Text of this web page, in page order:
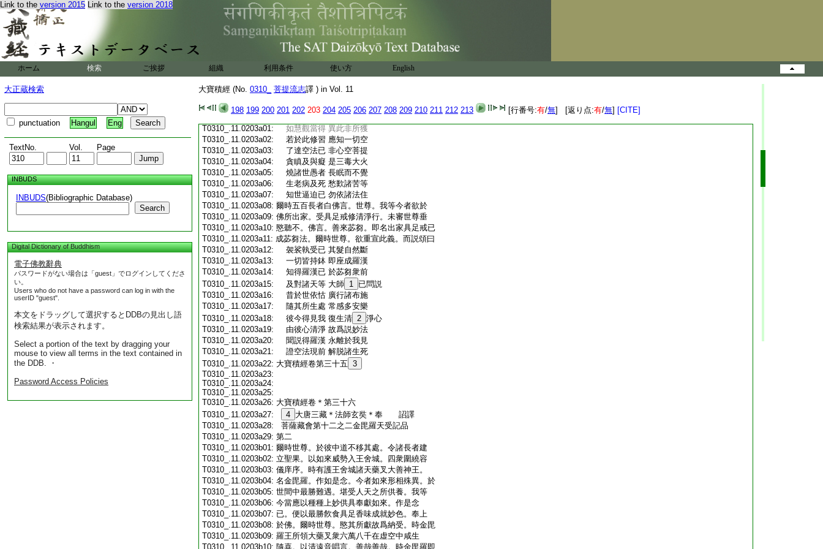
Link to the version 2015 Link to the version 2018
ホーム 検索 ご挨拶 組織 利用条件 使い方 English
大正蔵検索
punctuation Hangul Eng
TextNo. Vol. Page
INBUDS
INBUDS(Bibliographic Database)
Search
Digital Dictionary of Buddhism
電子佛教辭典
パスワードがない場合は「guest」でログインしてくださ
い。
Users who do not have a password can log in with the
userID "guest".
本文をドラッグして選択するとDDBの見出し語
検索結果が表示されます。
Select a portion of the text by dragging your
mouse to view all terms in the text contained in
the DDB. ・
Password Access Policies
大寶積經 (No. 0310_ 菩提流志譯 ) in Vol. 11
198 199 200 201 202 203 204 205 206 207 208 209 210 211 212 213 [行番号:有/無] [返り点:有/無] [CITE]
T0310_.11.0202c19:識界住。汝等不依此世他世。及以一切世間
T0310_.11.0202c20: 住者。如是汝等不取一切法時。則不依於一
T0310_.11.0202c21:切法住。若能不依一切法住者。是則名爲非
T0310_.11.0202c22:
當有非不當有。汝等若悟非當有非不當有
者。我説汝等解脱生老病死諸苦。爾時世尊。
T0310_.11.0202c24:欲重宣此義。而説頌曰
T0310_.11.0202c25:生死所熾盛 燒然諸世間
T0310_.11.0202c26:受苦無能救 喪失於聖道
T0310_.11.0202c27:照世諸如來 時乃一興現
T0310_.11.0202c28: 無刹那遠離 當起堅精進
T0310_.11.0203a01:
如慧觀當得 異此非所獲
T0310_.11.0203a02:
若於此修習 應知一切空
T0310_.11.0203a03:
了達空法已 非心空菩提
T0310_.11.0203a04:
貪瞋及與癡 是三毒大火
T0310_.11.0203a05:
燒諸世愚者 長眠而不覺
T0310_.11.0203a06:
生老病及死 愁歎諸苦等
T0310_.11.0203a07:
知世逼迫已 勿依諸法住
T0310_.11.0203a08: 爾時五百長者白佛言。世尊。我等今者欲於
T0310_.11.0203a09: 佛所出家。受具足戒修清淨行。未審世尊垂
T0310_.11.0203a10: 愍聽不。佛言。善來苾芻。即名出家具足戒已
T0310_.11.0203a11: 成苾芻法。爾時世尊。欲重宣此義。而説頌曰
T0310_.11.0203a12:
袈裟執受已 其髮自然斷
T0310_.11.0203a13:
一切皆持鉢 即座成羅漢
T0310_.11.0203a14:
知得羅漢已 於苾芻衆前
T0310_.11.0203a15:
及對諸天等 大師 1 已問説
T0310_.11.0203a16:
昔於世依怙 廣行諸布施
T0310_.11.0203a17:
隨其所生處 常感多安樂
T0310_.11.0203a18:
彼今得見我 復生清 2 淨心
T0310_.11.0203a19:
由彼心清淨 故爲説妙法
T0310_.11.0203a20:
聞説得羅漢 永離於我見
T0310_.11.0203a21:
證空法現前 解脱諸生死
T0310_.11.0203a22: 大寶積經卷第三十五 3
T0310_.11.0203a23:
T0310_.11.0203a24:
T0310_.11.0203a25:
T0310_.11.0203a26: 大寶積經卷＊第三十六
T0310_.11.0203a27:
4 大唐三藏＊法師玄奘＊奉 詔譯
T0310_.11.0203a28:
菩薩藏會第十二之二金毘羅天受記品
T0310_.11.0203a29: 第二
T0310_.11.0203b01: 爾時世尊。於彼中道不移其處。令諸長者建
T0310_.11.0203b02: 立聖果。以如來威勢入王舍城。四衆圍繞容
T0310_.11.0203b03: 儀庠序。時有護王舍城諸天藥叉大善神王。
T0310_.11.0203b04: 名金毘羅。作如是念。今者如來形相殊異。於
T0310_.11.0203b05: 世間中最勝難遇。堪受人天之所供養。我等
T0310_.11.0203b06: 今當應以種種上妙供具奉獻如來。作是念
T0310_.11.0203b07: 已。便以最勝飮食具足香味成就妙色。奉上
T0310_.11.0203b08: 於佛。爾時世尊。愍其所獻故爲納受。時金毘
T0310_.11.0203b09: 羅王所領大藥叉衆六萬八千在虚空中咸生
T0310_.11.0203b10: 隨喜。以清遠音唱言。善哉善哉。時金毘羅即